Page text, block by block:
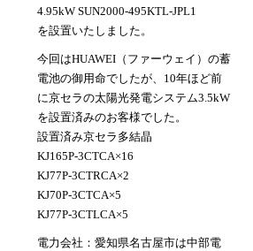
4.95kW SUN2000-495KTL-JPL1
を設置いたしました。
今回はHUAWEI（ファーウェイ）の蓄
電池の御用命でしたが、10年ほど前
に京セラの太陽光発電システム3.5kW
を設置済みのお客様でした。
設置済み京セラ多結晶
KJ165P-3CTCA×16
KJ77P-3CTRCA×2
KJ70P-3CTCA×5
KJ77P-3CTLCA×5
電力会社：愛知県名古屋市は中部電